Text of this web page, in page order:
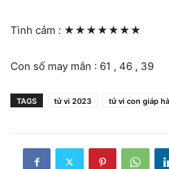
Tình cảm : ★★★★★★★
Con số may mắn : 61 , 46 , 39
TAGS tử vi 2023 tử vi con giáp